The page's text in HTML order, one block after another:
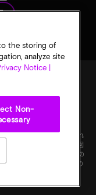
売条件
品、仕様は予告なく変更され
姿」の状態で提供されます。図
ロゴ、およびその他のすべての
のすべての商標はそれぞれの
the storing of
analyze site
Notice |
Non-